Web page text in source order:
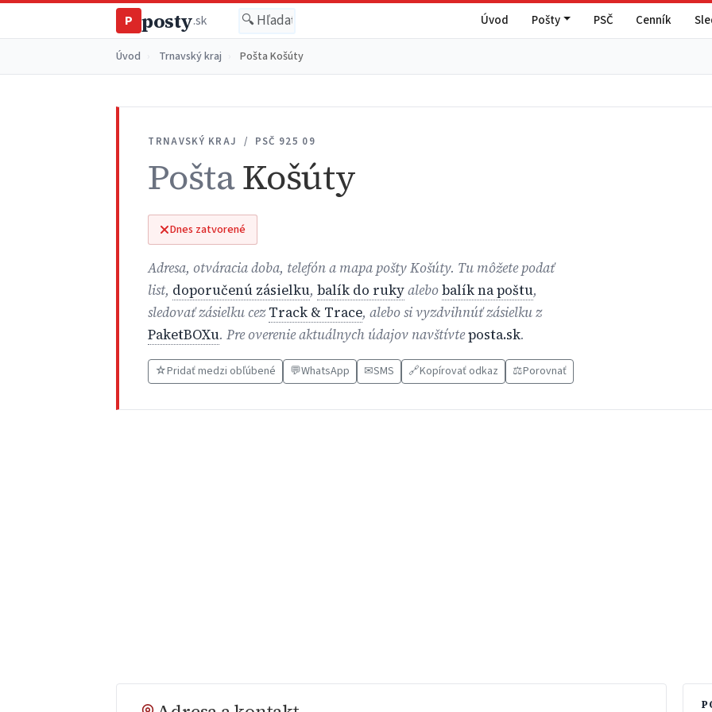
P posty.sk Úvod Pošty PSČ Cenník
Úvod Trnavský kraj Pošta Košúty
TRNAVSKÝ KRAJ / PSČ 925 09
PoštaKošúty
Dnes zatvorené
Adresa, otváracia doba, telefón a mapa pošty Košúty. Tu môžete podať
list, doporučenú zásielku,balík do rukyalebobalík na poštu,
sledovať zásielku cezTrack & Trace, alebo si vyzdvihnúť zásielku z
PaketBOXu. Pre overenie aktuálnych údajov navštívteposta.sk.
☆Pridať medzi obľúbené 💬WhatsApp ✉SMS 🔗Kopírovať odkaz ⚖️Porovnať